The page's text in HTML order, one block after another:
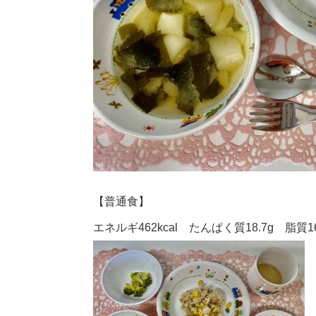
【普通食】
エネルギ462kcal たんぱく質18.7g 脂質